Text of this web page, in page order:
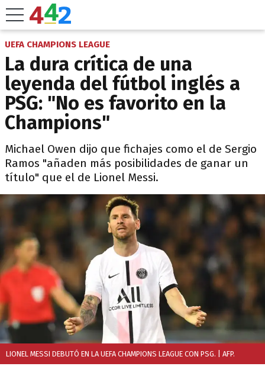
UEFA CHAMPIONS LEAGUE
La dura crítica de una
leyenda del fútbol inglés a
PSG: "No es favorito en la
Champions"
Michael Owen dijo que fichajes como el de Sergio
Ramos "añaden más posibilidades de ganar un
título" que el de Lionel Messi.
LIONEL MESSI DEBUTÓ EN LA UEFA CHAMPIONS LEAGUE CON PSG. | AFP.